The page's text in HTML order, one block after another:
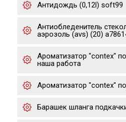
Антидождь (0,12l) soft99
Антиобледенитель
аэрозоль (avs) (20)
Ароматизатор "contex"
наша работа
Ароматизатор "contex"
Барашек шланга